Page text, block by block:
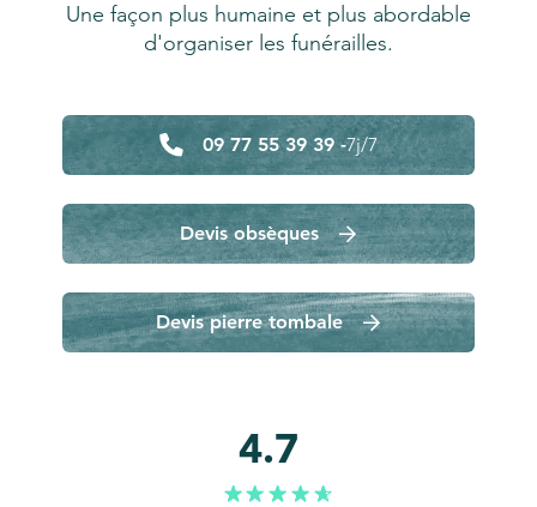
Une façon plus humaine et plus abordable
d'organiser les funérailles.
09 77 55 39 39 -7j/7
Devis obsèques
Devis pierre tombale
4.7